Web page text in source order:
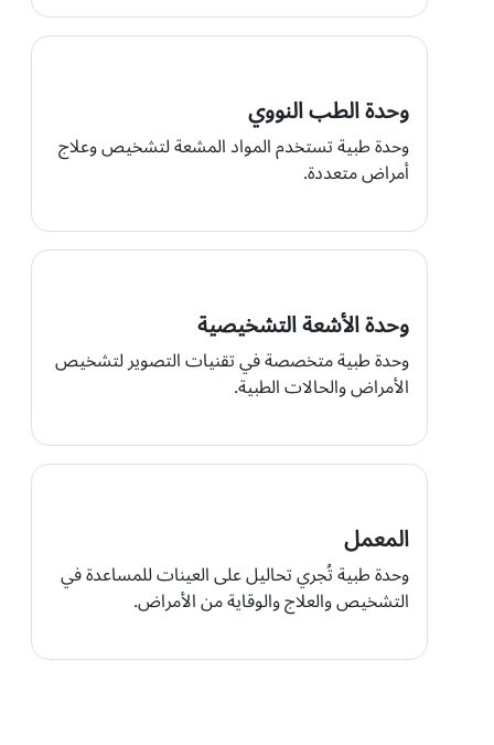
وحدة الطب النووي
وحدة طبية تستخدم المواد المشعة لتشخيص وعلاج
أمراض متعددة.
وحدة الأشعة التشخيصية
وحدة طبية متخصصة في تقنيات التصوير لتشخيص
الأمراض والحالات الطبية.
المعمل
وحدة طبية تُجري تحاليل على العينات للمساعدة في
التشخيص والعلاج والوقاية من الأمراض.